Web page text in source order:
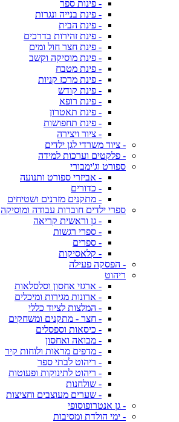
- פינות ספר
- פינת בנייה ונגרות
- פינת הבית
- פינת זהירות בדרכים
- פינת חצר חול ומים
- פינת מוסיקה וקשב
- פינת מטבח
- פינת מרכז קניות
- פינת קודש
- פינת רופא
- פינת תאטרון
- פינת תחפושות
- ציור ויצירה
- ציוד משרדי לגן ילדים
- פלקטים וערכות למידה
ספורט וג'ימבורי
- אביזרי ספורט ותנועה
- כדורים
- מתקנים מזרנים ושטיחים
ספרי ילדים חוברות עבודה ומוסיקה
- גן וראשית קריאה
- ספרי רגשות
- ספרים
- קלאסיקות
- הפסקה פעילה
ריהוט
- ארגזי אחסון וסלסלאות
- ארונות מגירות ומיכלים
- המלצות לציוד כללי
- חצר - מתקנים ומשחקים
- כיסאות וספסלים
- מבואה ואחסון
- מדפים מראות ולוחות קיר
- ריהוט לבתי ספר
- ריהוט לתינוקות ופעוטות
- שולחנות
- שערים מעוצבים וחציצות
- גן אנטרופוסופי
- ימי הולדת ומסיבות